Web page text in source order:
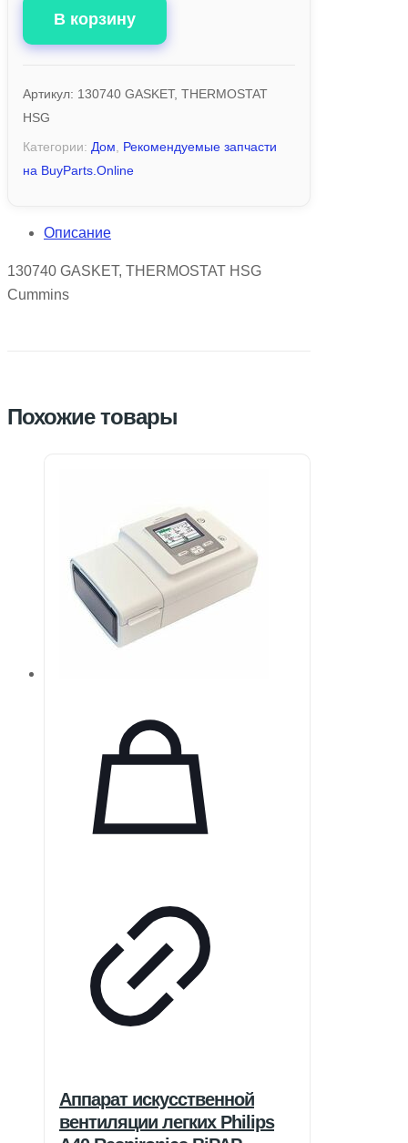
В корзину
Артикул: 130740 GASKET, THERMOSTAT
HSG
Категории: Дом
Рекомендуемые запчасти
на BuyParts.Online
Описание
130740 GASKET, THERMOSTAT HSG
Cummins
Похожие товары
Аппарат искусственной
вентиляции легких Philips